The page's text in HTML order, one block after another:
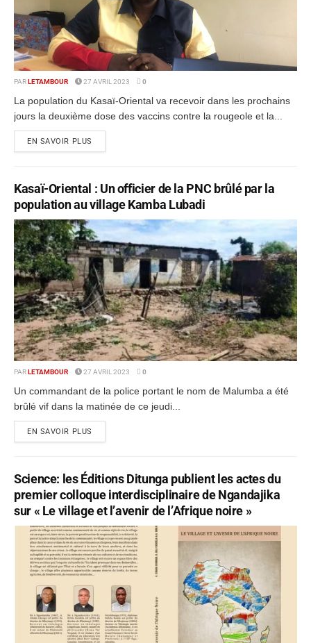
PAR LETAMBOUR 27 AVRIL 2023 0
La population du Kasaï-Oriental va recevoir dans les prochains
jours la deuxième dose des vaccins contre la rougeole et la...
EN SAVOIR PLUS
Kasaï-Oriental : Un officier de la PNC brûlé par la
population au village Kamba Lubadi
PAR LETAMBOUR 27 AVRIL 2023 0
Un commandant de la police portant le nom de Malumba a été
brûlé vif dans la matinée de ce jeudi...
EN SAVOIR PLUS
Science: les Éditions Ditunga publient les actes du
premier colloque interdisciplinaire de Ngandajika
sur « Le village et l’avenir de l’Afrique noire »